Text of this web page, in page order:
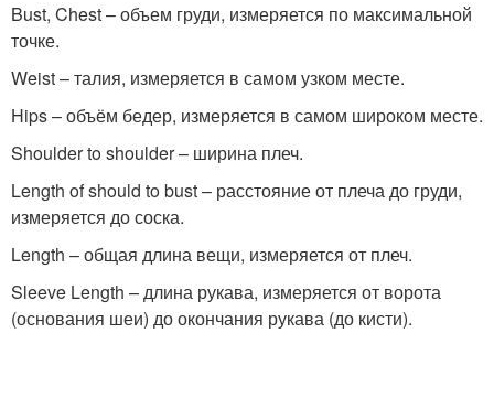
Bust, Chest – объем груди, измеряется по максимальной
точке.
Weist – талия, измеряется в самом узком месте.
Hips – объём бедер, измеряется в самом широком месте.
Shoulder to shoulder – ширина плеч.
Length of should to bust – расстояние от плеча до груди,
измеряется до соска.
Length – общая длина вещи, измеряется от плеч.
Sleeve Length – длина рукава, измеряется от ворота
(основания шеи) до окончания рукава (до кисти).